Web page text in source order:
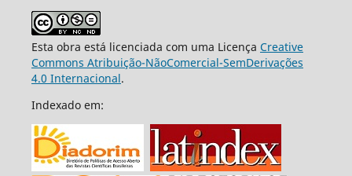
Esta obra está licenciada com uma Licença Creative
Commons Atribuição-NãoComercial-SemDerivações
4.0 Internacional.
Indexado em: